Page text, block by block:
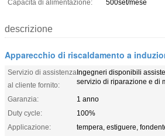
Capacità di alimentazione:
500set/mese
descrizione
Apparecchio di riscaldamento a
Servizio di assistenza
al cliente fornito:
Ingegneri disponibili
servizio di riparazione e di
Garanzia:
1 anno
Duty cycle:
100%
Applicazione:
tempera, estiguere,